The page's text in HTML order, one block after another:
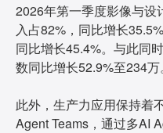
2026年第一季度影像与设
入占82%，同比增长
同比增长45.4%。与此同
数同比增长52.9%至234万。
此外，生产力应用保持着
Agent Teams，通过多AI